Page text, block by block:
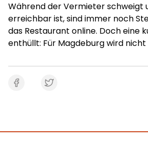
Während der Vermieter schweigt
erreichbar ist, sind immer noch
das Restaurant online. Doch eine
enthüllt: Für Magdeburg wird